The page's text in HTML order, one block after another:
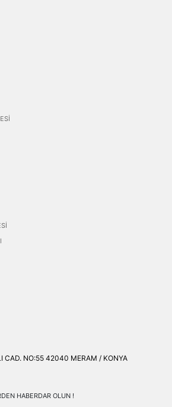
CAD. NO:55 42040 MERAM / KONYA
HABERDAR OLUN !